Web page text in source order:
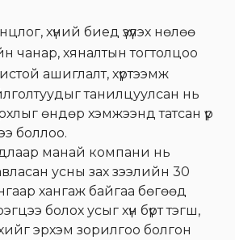
хүний биед үзүүлэх нөлөө
чанар, хяналтын тогтолцоо
ашиглалт, хүртээмж
танилцуулсан нь
өндөр хэмжээнд татсан үр
боллоо.
манай компани нь
усны зах зээлийн 30
хангаж байгаа бөгөөд
болох усыг хүн бүрт тэгш,
эрхэм зорилгоо болгон